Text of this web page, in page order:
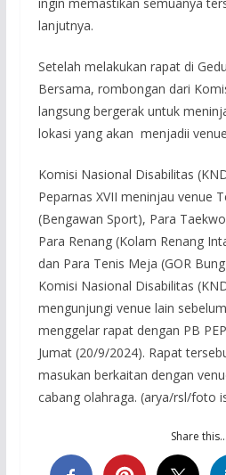
lanjutnya.
Setelah melakukan rapat di
Bersama, rombongan dari
langsung bergerak untuk
lokasi yang akan menjadii
Komisi Nasional Disabilitas
Peparnas XVII meninjau venue
(Bengawan Sport), Para
Para Renang (Kolam Renang
dan Para Tenis Meja (GOR
Komisi Nasional Disabilitas
mengunjungi venue lain
menggelar rapat dengan PB
Jumat (20/9/2024). Rapat
masukan berkaitan dengan
cabang olahraga. (arya/rsl/foto
Share this…